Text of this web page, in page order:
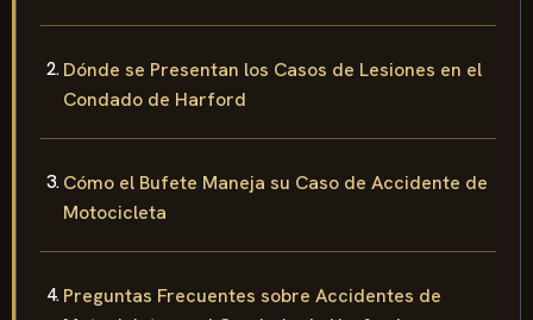
Dónde se Presentan los Casos de Lesiones en el
Condado de Harford
Cómo el Bufete Maneja su Caso de Accidente de
Motocicleta
Preguntas Frecuentes sobre Accidentes de